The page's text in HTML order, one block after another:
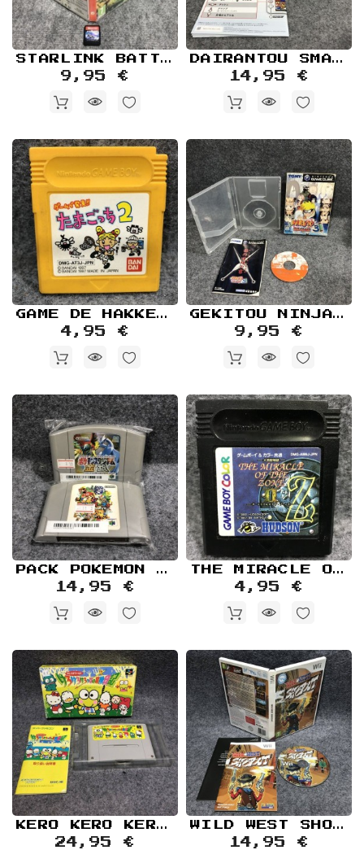
Retro
Informática
Videojuegos STARLINK BATTLE FOR ATLAS NINTENDO SWITCH
9,95 €
DAIRANTOU SMASH BROS JAP NINTENDO 3DS
14,95 €
GAME DE HAKKEN TAMAGOTCHI 2 NINTENDO GAME BOY GB
4,95 €
GEKITOU NINJA TAISEN 3 NINTENDO GAME CUBE
9,95 €
PACK POKEMON STADIUM 2+MARIO PARTY NINTENDO 64
14,95 €
THE MIRACLE OF THE ZONE II CARTUCHO NINTENDO GAME BOY COLOR GBC
4,95 €
KERO KERO KEROPPI NO BOUKEN NIKKI NEMURERU MORI NO KERORIINU SUPER NINTENDO SNES
24,95 €
WILD WEST SHOOTOUT NINTENDO WII
14,95 €